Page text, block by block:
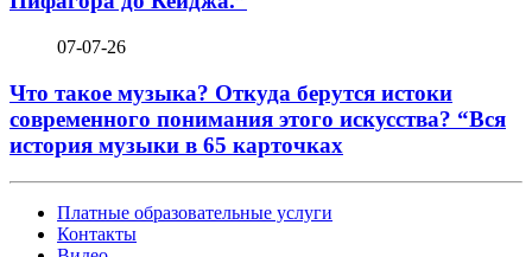
07-07-26
Что такое музыка? Откуда берутся истоки
современного понимания этого искусства? “Вся
история музыки в 65 карточках
Платные образовательные услуги
Контакты